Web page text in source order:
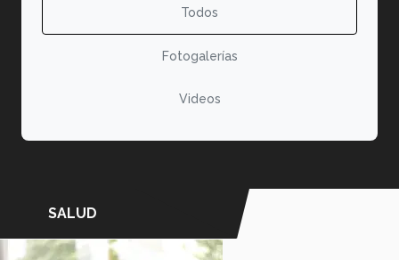
Todos
Fotogalerías
Videos
SALUD